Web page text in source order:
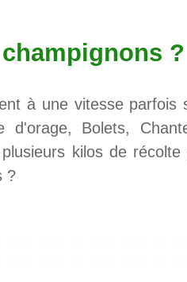
?
à une vitesse parfois
Bolets,
kilos de récolte
?